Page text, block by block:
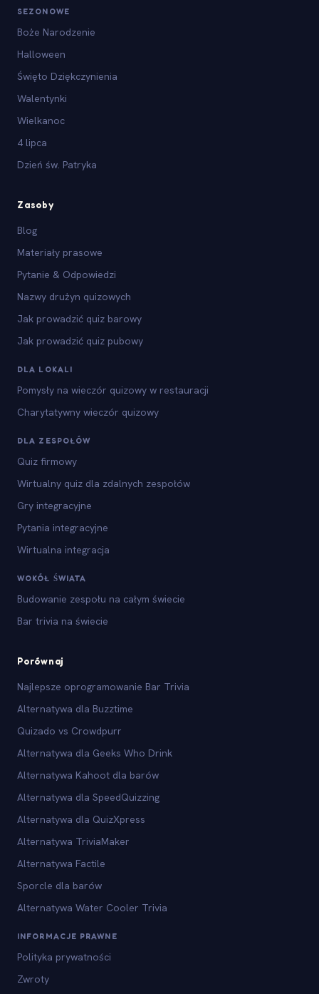
SEZONOWE
Boże Narodzenie
Halloween
Święto Dziękczynienia
Walentynki
Wielkanoc
4 lipca
Dzień św. Patryka
Zasoby
Blog
Materiały prasowe
Pytanie & Odpowiedzi
Nazwy drużyn quizowych
Jak prowadzić quiz barowy
Jak prowadzić quiz pubowy
DLA LOKALI
Pomysły na wieczór quizowy w restauracji
Charytatywny wieczór quizowy
DLA ZESPOŁÓW
Quiz firmowy
Wirtualny quiz dla zdalnych zespołów
Gry integracyjne
Pytania integracyjne
Wirtualna integracja
WOKÓŁ ŚWIATA
Budowanie zespołu na całym świecie
Bar trivia na świecie
Porównaj
Najlepsze oprogramowanie Bar Trivia
Alternatywa dla Buzztime
Quizado vs Crowdpurr
Alternatywa dla Geeks Who Drink
Alternatywa Kahoot dla barów
Alternatywa dla SpeedQuizzing
Alternatywa dla QuizXpress
Alternatywa TriviaMaker
Alternatywa Factile
Sporcle dla barów
Alternatywa Water Cooler Trivia
INFORMACJE PRAWNE
Polityka prywatności
Zwroty